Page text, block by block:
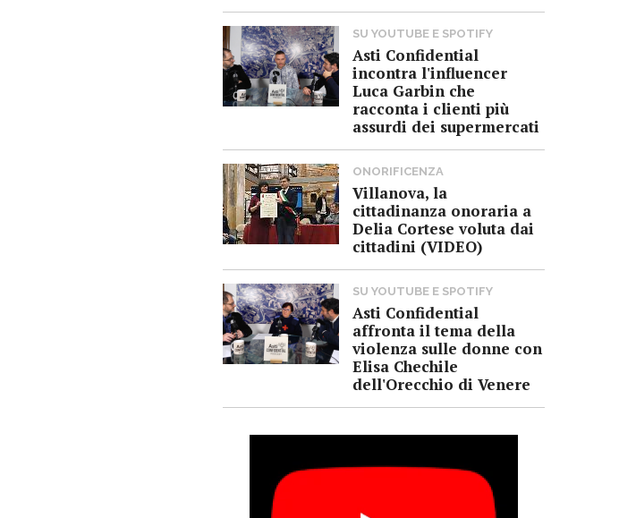
SU YOUTUBE E SPOTIFY
Asti Confidential
incontra l'influencer
Luca Garbin che
racconta i clienti più
assurdi dei supermercati
ONORIFICENZA
Villanova, la
cittadinanza onoraria a
Delia Cortese voluta dai
cittadini (VIDEO)
SU YOUTUBE E SPOTIFY
Asti Confidential
affronta il tema della
violenza sulle donne con
Elisa Chechile
dell'Orecchio di Venere